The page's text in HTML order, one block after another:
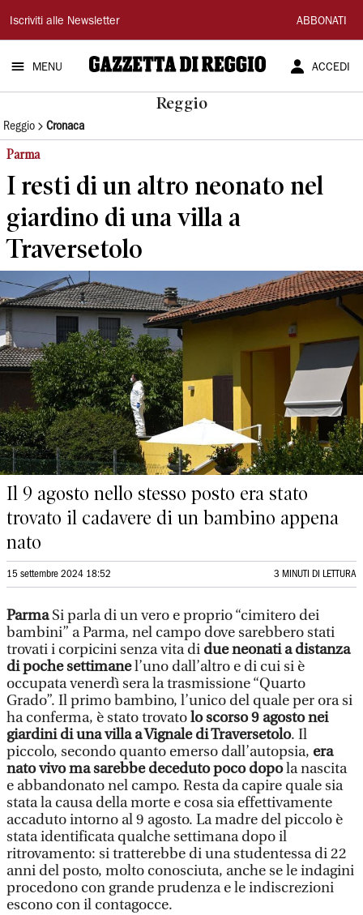
Gazzetta
di
Reggio
Iscriviti alle Newsletter ABBONATI
MENU ACCEDI
Reggio
Reggio Cronaca
Parma
I resti di un altro neonato nel
giardino di una villa a
Traversetolo
Il 9 agosto nello stesso posto era stato
trovato il cadavere di un bambino appena
nato
15 settembre 2024 18:52 3 MINUTI DI LETTURA
ParmaSi parla di un vero e proprio “cimitero dei
bambini” a Parma, nel campo dove sarebbero stati
trovati i corpicini senza vita di due neonati a distanza
di poche settimanel’uno dall’altro e di cui si è
occupata venerdì sera la trasmissione “Quarto
Grado”. Il primo bambino, l’unico del quale per ora si
ha conferma, è stato trovatolo scorso 9 agosto nei
giardini di una villa a Vignale di Traversetolo. Il
piccolo, secondo quanto emerso dall’autopsia, era
nato vivo ma sarebbe deceduto poco dopola nascita
e abbandonato nel campo. Resta da capire quale sia
stata la causa della morte e cosa sia effettivamente
accaduto intorno al 9 agosto. La madre del piccolo è
stata identificata qualche settimana dopo il
ritrovamento: si tratterebbe di una studentessa di 22
anni del posto, molto conosciuta, anche se le indagini
procedono con grande prudenza e le indiscrezioni
escono con il contagocce.